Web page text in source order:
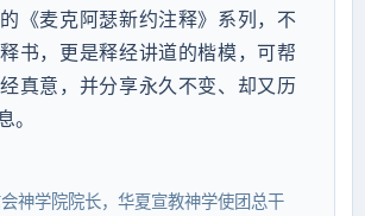
《麦克阿瑟新约注释》系列，不
书，更是释经讲道的楷模，可帮
真意，并分享永久不变、却又历
。
神学院院长，华夏宣教神学使团总干